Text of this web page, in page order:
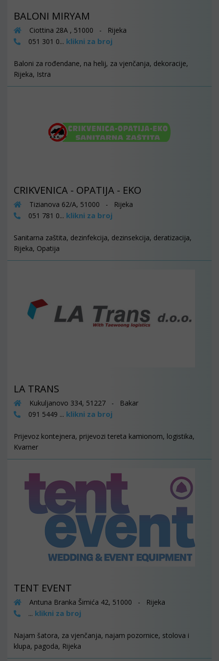
BALONI MIRYAM
Ciottina 28A , 51000 - Rijeka
051 301 0... klikni za broj
Baloni za rođendane, na helij, za vjenčanja, dekoracije,
Rijeka, Istra
CRIKVENICA - OPATIJA - EKO
Tizianova 62/A, 51000 - Rijeka
051 781 0... klikni za broj
Sanitarna zaštita, dezinfekcija, dezinsekcija, deratizacija,
Rijeka, Opatija
LA TRANS
Kukuljanovo 334, 51227 - Bakar
091 5449 ... klikni za broj
Prijevoz kontejnera, prijevozi tereta kamionom, logistika,
Kvarner
TENT EVENT
Antuna Branka Šimića 42, 51000 - Rijeka
... klikni za broj
Najam šatora, za vjenčanja, najam pozornice, stolova i
klupa, pagoda, Rijeka